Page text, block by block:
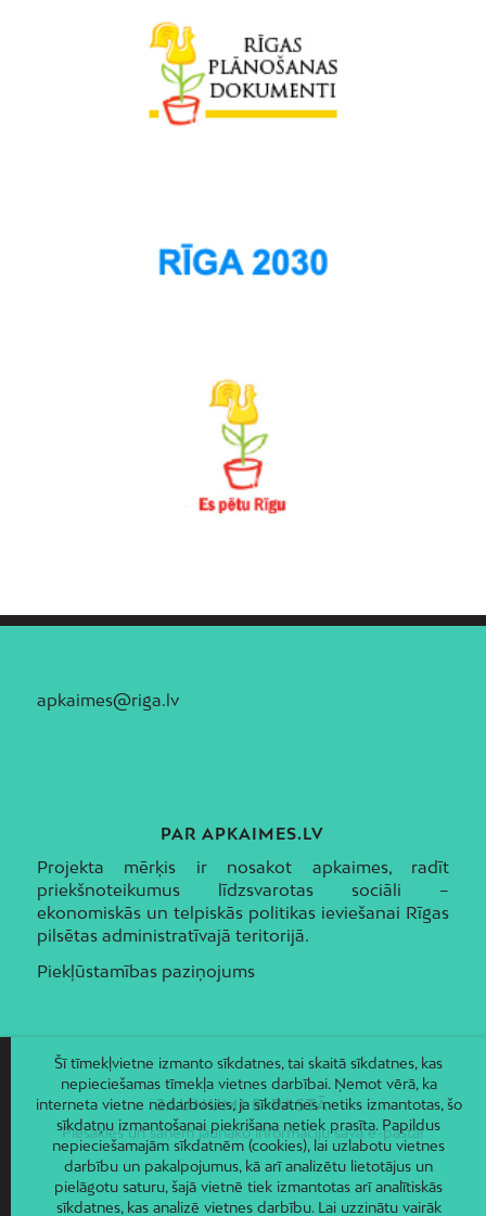
apkaimes@riga.lv
PAR APKAIMES.LV
Projekta mērķis ir nosakot apkaimes, radīt
priekšnoteikumus līdzsvarotas sociāli –
ekonomiskās un telpiskās politikas ieviešanai Rīgas
pilsētas administratīvajā teritorijā.
Piekļūstamības paziņojums
JAUNUMI E-PASTĀ
Piesakies un saņem jaunāko informāciju savā e-pastā!
Šī tīmekļvietne izmanto sīkdatnes, tai skaitā sīkdatnes, kas
nepieciešamas tīmekļa vietnes darbībai. Ņemot vērā, ka
interneta vietne nedarbosies, ja sīkdatnes netiks izmantotas, šo
sīkdatņu izmantošanai piekrišana netiek prasīta. Papildus
nepieciešamajām sīkdatnēm (cookies), lai uzlabotu vietnes
darbību un pakalpojumus, kā arī analizētu lietotājus un
pielāgotu saturu, šajā vietnē tiek izmantotas arī analītiskās
sīkdatnes, kas analizē vietnes darbību. Lai uzzinātu vairāk